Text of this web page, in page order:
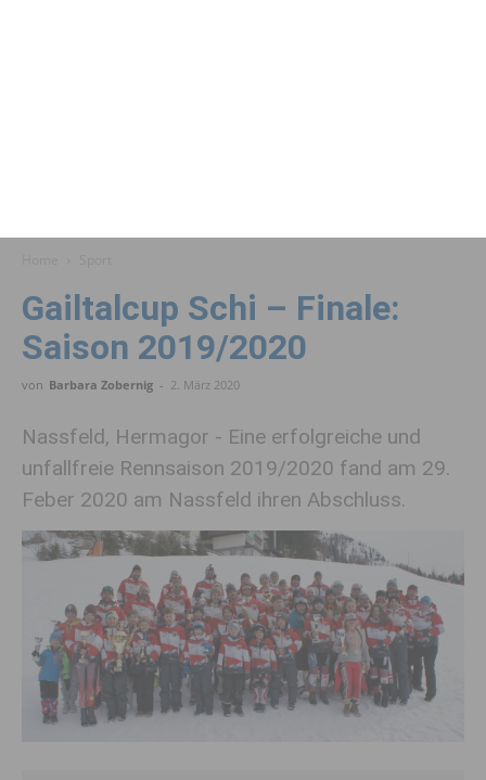
Gailtalcup Schi – Finale:
Saison 2019/2020
von Barbara Zobernig - 2. März 2020
Nassfeld, Hermagor - Eine erfolgreiche und
unfallfreie Rennsaison 2019/2020 fand am 29.
Feber 2020 am Nassfeld ihren Abschluss.